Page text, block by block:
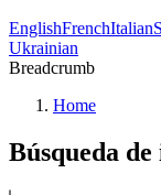
EnglishFrenchItalian
Ukrainian
Breadcrumb
Home
Búsqueda